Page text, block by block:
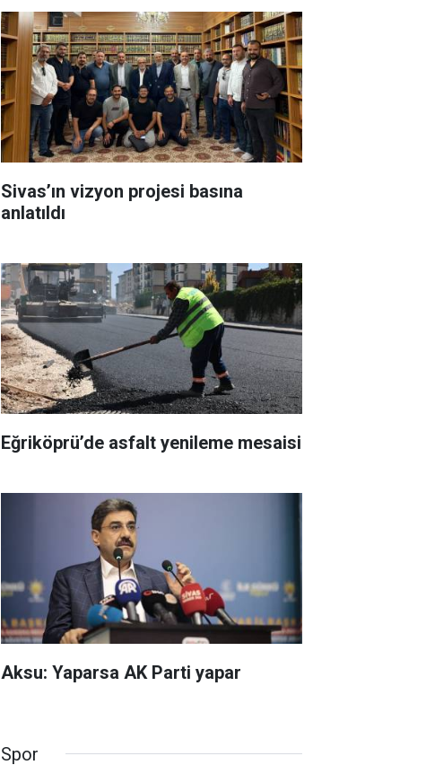
Sivas’ın vizyon projesi basına
anlatıldı
Eğriköprü’de asfalt yenileme mesaisi
Aksu: Yaparsa AK Parti yapar
Spor